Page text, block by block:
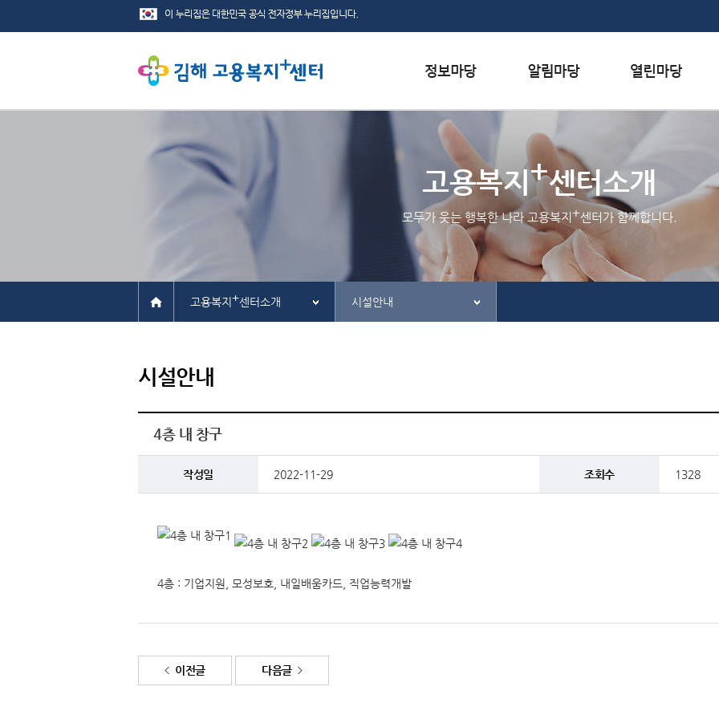
서식자료실
채용정보
인재정보
관련사이트
행사일정
공지사항
홍보/보도자료실
자주하는 질문
질문하기
칭찬하기
불친절 신고하기
고용복지+센터소개
모두가 웃는 행복한 나라 고용복지 +센터가 함께합니다.
고용복지 +센터소개 시설안내
시설안내
4층 내 창구
작성일 2022-11-29 조회수 1328
4층 : 기업지원, 모성보호, 내일배움카드, 직업능력개발
이전글 다음글